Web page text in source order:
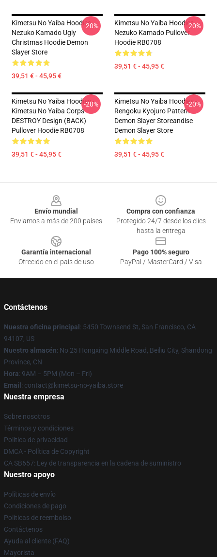
Kimetsu No Yaiba Hoodies -
Nezuko Kamado Ugly
Christmas Hoodie Demon
Slayer Store
39,51 € - 45,95 €
-20%
Kimetsu No Yaiba Hoodies -
Nezuko Kamado Pullover
Hoodie RB0708
39,51 € - 45,95 €
-20%
Kimetsu No Yaiba Hoodies -
Kimetsu No Yaiba Corps
DESTROY Design (BACK)
Pullover Hoodie RB0708
39,51 € - 45,95 €
-20%
Kimetsu No Yaiba Hoodies -
Rengoku Kyojuro Pattern
Demon Slayer Storeandise
Demon Slayer Store
39,51 € - 45,95 €
-20%
Envío mundial
Enviamos a más de 200 países
Compra con confianza
Protegido 24/7 desde los clics
hasta la entrega
Garantía internacional
Ofrecido en el país de uso
Pago 100% seguro
PayPal / MasterCard / Visa
Contáctenos
Nuestra oficina principal : 5450 Townsend St, San Francisco, CA
94107, US
Nuestro almacén: No 25 Hongxing Middle Road, Beiliu City, Shandong
Province, CN
Hora: 9AM – 5PM (Mon – Fri)
Email : contact@kimetsu-no-yaiba.store
Nuestra empresa
Sobre nosotros
Términos y condiciones
Política de privacidad
DMCA - Política de Copyright
CA SB657: Ley de transparencia en la cadena de suministro
Nuestro apoyo
Políticas de envío
Condiciones de pago
Políticas de reembolso
Contáctenos
Ayuda al cliente (FAQ)
Mayorista